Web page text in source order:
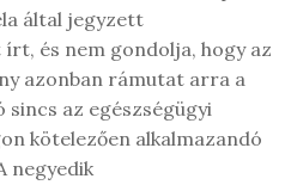
által jegyzett
és nem gondolja, hogy az
azonban rámutat arra a
az egészségügyi
kötelezően alkalmazandó
negyedik